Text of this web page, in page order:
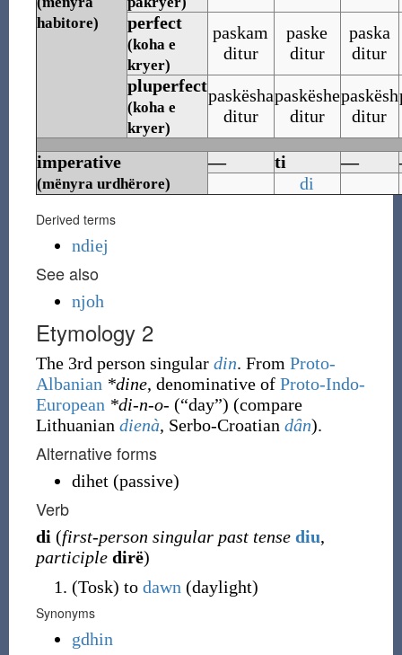
habitore)
perfect
(koha e
kryer)
paskam
ditur
paske
ditur
paska
ditur
pluperfect
(koha e
kryer)
paskësha
ditur
paskëshe
ditur
paskësh
ditur
imperative
(mënyra urdhërore)
— ti —
di
Derived terms
ndiej
See also
njoh
Etymology 2
The 3rd person singular din. From Proto-
Albanian *dine, denominative of Proto-Indo-
European *di-n-o- (“day”) (compare
Lithuanian dienà, Serbo-Croatian dȃn).
Alternative forms
dihet (passive)
Verb
di (first-person singular past tense diu,
participle dirë)
(Tosk) to dawn (daylight)
Synonyms
gdhin